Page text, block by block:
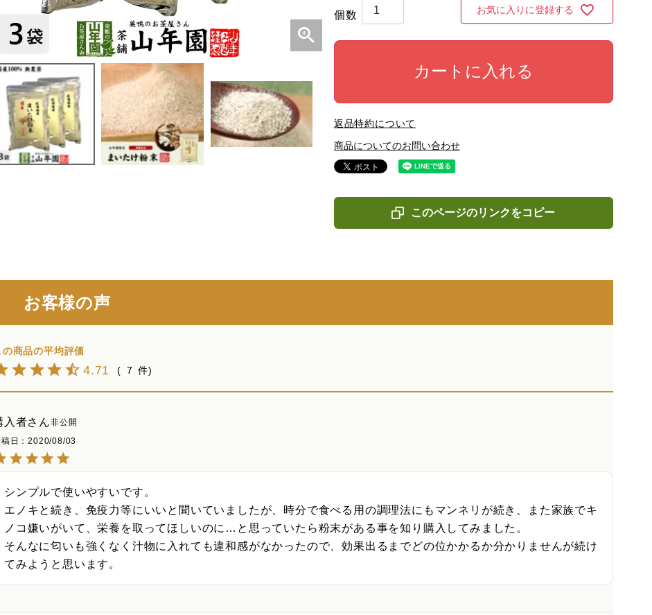
お気に入りに登録する
カートに入れる
返品特約について
商品についてのお問い合わせ
このページのリンクをコピー
お客様の声
4.71 7
入者
非公開
日
2020/08/03
シンプルで使いやすいです。
エノキと続き、免疫力等にいいと聞いていましたが、時分で食べる用の調理法にもマンネリが続き、また家族でキ
ノコ嫌いがいて、栄養を取ってほしいのに…と思っていたら粉末がある事を知り購入してみました。
そんなに匂いも強くなく汁物に入れても違和感がなかったので、効果出るまでどの位かかるか分かりませんが続け
てみようと思います。